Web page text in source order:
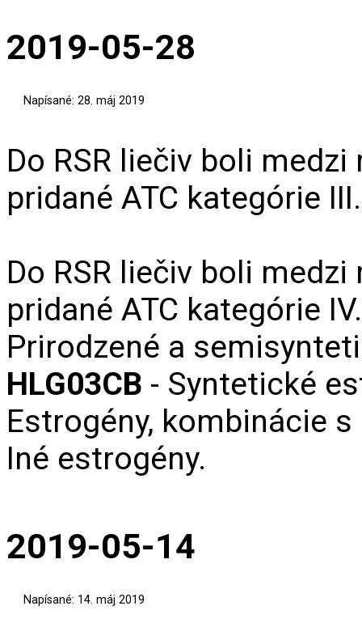
2019-05-28
Napísané: 28. máj 2019
Do RSR liečiv boli
pridané ATC kategórie
Do RSR liečiv boli
pridané ATC kategórie
Prirodzené a
HLG03CB‌ - Syntetické
Estrogény, kombinácie
Iné estrogény.
2019-05-14
Napísané: 14. máj 2019